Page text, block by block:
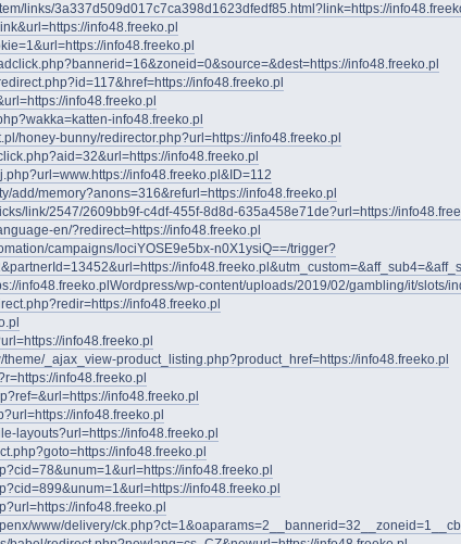
links/3a337d509d017c7ca398d1623dfedf85.html?link=https://
info48.freeko.pl
info48.freeko.pl
info48.freeko.pl
info48.freeko.pl
info48.freeko.pl
info48.freeko.pl
honey-bunny/redirector.php?url=https://info48.freeko.pl
info48.freeko.pl
info48.freeko.pl&ID=112
add/memory?anons=316&refurl=https://info48.freeko.pl
link/2547/2609bb9f-c4df-455f-8d8d-635a458e71de?url=https://
en/?redirect=https://info48.freeko.pl
campaigns/lociYOSE9e5bx-n0X1ysiQ==/trigger?
info48.freeko.plWordpress/wp-content/uploads/2019/02/gambling/it/slots/
info48.freeko.pl
info48.freeko.pl
_ajax_view-product_listing.php?product_href=https://info48.freeko.pl
info48.freeko.pl
info48.freeko.pl
info48.freeko.pl
layouts?url=https://info48.freeko.pl
info48.freeko.pl
info48.freeko.pl
info48.freeko.pl
info48.freeko.pl
www/delivery/